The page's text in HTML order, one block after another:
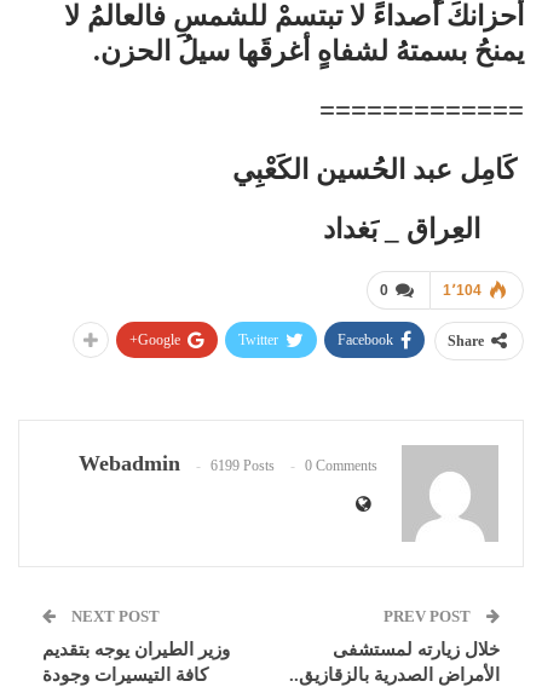
أحزانكَ أصداءً لا تبتسمْ للشمسِ فالعالمُ لا
يمنحُ بسمتهُ لشفاهٍ أغرقَها سيلُ الحزن.
=============
كَامِل عبد الحُسين الكَعْبِي
العِراق _ بَغداد
0 1٬104
Share
Facebook
Twitter
Google+
Webadmin 6199 Posts 0 Comments
خلال زيارته لمستشفى
الأمراض الصدرية بالزقازيق..
NEXT POST
وزير الطيران يوجه بتقديم
كافة التيسيرات وجودة